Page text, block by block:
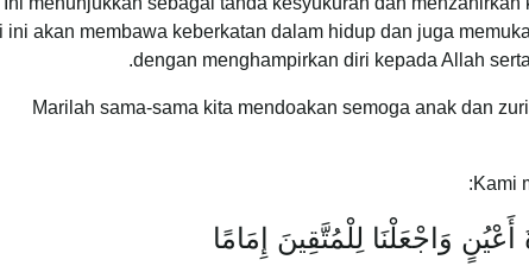
ini akan membawa keberkatan dalam hidup dan juga
dengan menghampirkan diri kepada Allah
Marilah sama-sama kita mendoakan semoga anak dan
Kami
وَاجْعَلْنَا لِلْمُتَّقِينَ إِمَامًا